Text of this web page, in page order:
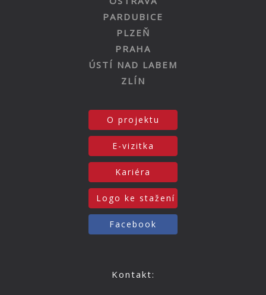
PARDUBICE
PLZEŇ
PRAHA
ÚSTÍ NAD LABEM
ZLÍN
O projektu
E-vizitka
Kariéra
Logo ke stažení
Facebook
Kontakt: